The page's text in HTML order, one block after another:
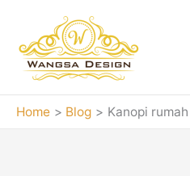
content
Home Blog Kanopi